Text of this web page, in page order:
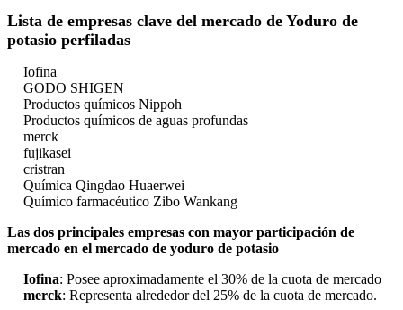
Lista de empresas clave del mercado de Yoduro de
potasio perfiladas
Iofina
GODO SHIGEN
Productos químicos Nippoh
Productos químicos de aguas profundas
merck
fujikasei
cristran
Química Qingdao Huaerwei
Químico farmacéutico Zibo Wankang
Las dos principales empresas con mayor participación de
mercado en el mercado de yoduro de potasio
Iofina: Posee aproximadamente el 30% de la cuota de mercado
merck: Representa alrededor del 25% de la cuota de mercado.